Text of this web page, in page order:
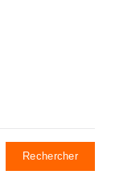
Rechercher